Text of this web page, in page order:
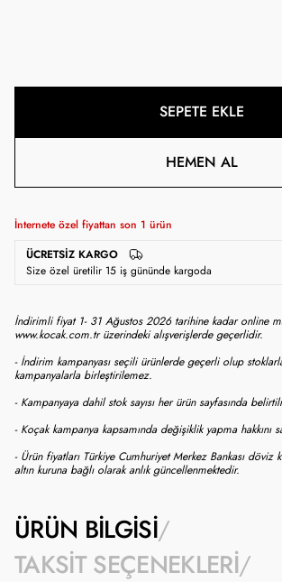
SEPETE EKLE
HEMEN AL
İnternete özel fiyattan son 1 ürün
ÜCRETSIZ KARGO
Size özel üretilir 15 iş gününde kargoda
İndirimli fiyat 1- 31 Ağustos 2026 tarihine kadar online
www.kocak.com.tr üzerindeki alışverişlerde geçerlidir.
- İndirim kampanyası seçili ürünlerde geçerli olup stoklarla
kampanyalarla birleştirilemez.
- Kampanyaya dahil stok sayısı her ürün sayfasında
- Koçak kampanya kapsamında değişiklik yapma hakkını
- Ürün fiyatları Türkiye Cumhuriyet Merkez Bankası döviz
altın kuruna bağlı olarak anlık güncellenmektedir.
ÜRÜN BILGISI
TAKSIT SEÇENEKLERI